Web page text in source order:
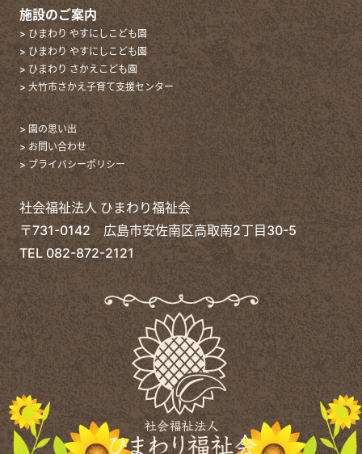
施設のご案内
> ひまわり やすにしこども園
> ひまわり やすにしこども園
> ひまわり さかえこども園
> 大竹市さかえ子育て支援センター
> 園の思い出
> お問い合わせ
> プライバシーポリシー
社会福祉法人 ひまわり福祉会
〒731-0142 広島市安佐南区高取南2丁目30-5
TEL 082-872-2121